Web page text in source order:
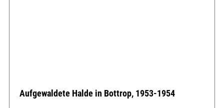
Aufgewaldete Halde in Bottrop, 1953-1954